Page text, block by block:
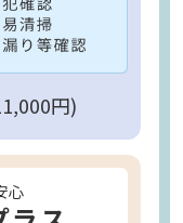
円)
心